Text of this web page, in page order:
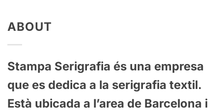
ABOUT
Stampa Serigrafia és una empresa
que es dedica a la serigrafia textil.
Està ubicada a l’area de Barcelona i